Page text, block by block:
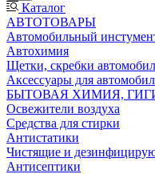
Каталог
АВТОТОВАРЫ
Автомобильный
Автохимия
Щетки, скребки
Аксессуары для
БЫТОВАЯ ХИМИЯ,
Освежители воздуха
Средства для стирки
Антистатики
Чистящие и
Антисептики